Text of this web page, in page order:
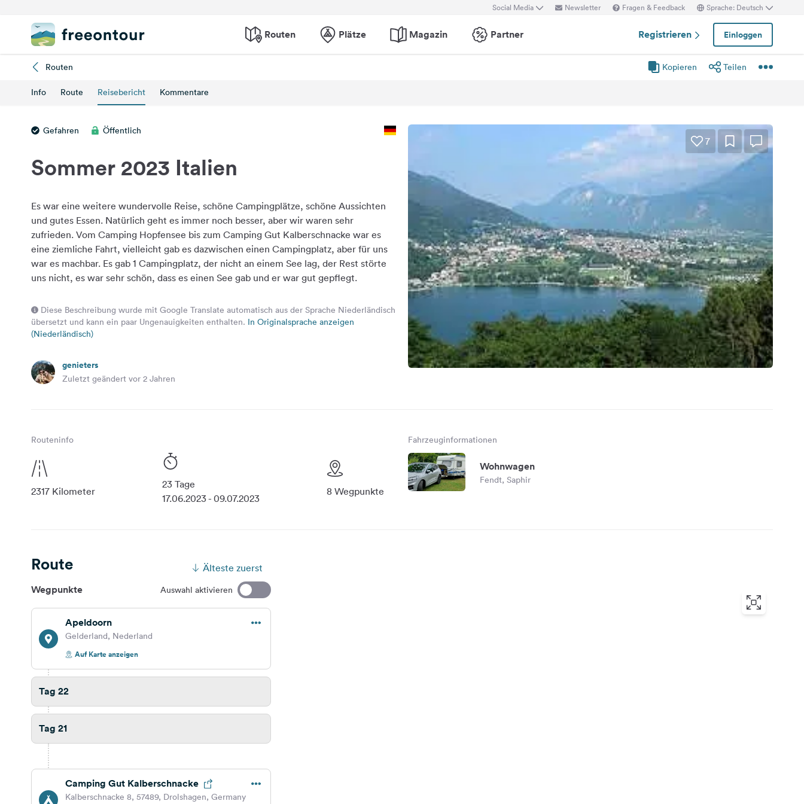
Social Media Newsletter Fragen & Feedback Sprache: Deutsch
Routen Plätze Magazin Partner Registrieren Einloggen
Routen Kopieren Teilen
Info Route Reisebericht Kommentare
Gefahren Öffentlich
Sommer 2023 Italien
Es war eine weitere wundervolle Reise, schöne Campingplätze, schöne Aussichten
und gutes Essen. Natürlich geht es immer noch besser, aber wir waren sehr
zufrieden. Vom Camping Hopfensee bis zum Camping Gut Kalberschnacke war es
eine ziemliche Fahrt, vielleicht gab es dazwischen einen Campingplatz, aber für uns
war es machbar. Es gab 1 Campingplatz, der nicht an einem See lag, der Rest störte
uns nicht, es war sehr schön, dass es einen See gab und er war gut gepflegt.
Diese Beschreibung wurde mit Google Translate automatisch aus der Sprache Niederländisch
übersetzt und kann ein paar Ungenauigkeiten enthalten. In Originalsprache anzeigen
(Niederländisch)
genieters
Zuletzt geändert vor 2 Jahren
7
Routeninfo
2317 Kilometer
23 Tage
17.06.2023 - 09.07.2023
8 Wegpunkte
Fahrzeuginformationen
Wohnwagen
Fendt, Saphir
Route Älteste zuerst
Wegpunkte Auswahl aktivieren
Apeldoorn
Gelderland, Nederland
Auf Karte anzeigen
Tag 22
Tag 21
Camping Gut Kalberschnacke
Kalberschnacke 8, 57489, Drolshagen, Germany